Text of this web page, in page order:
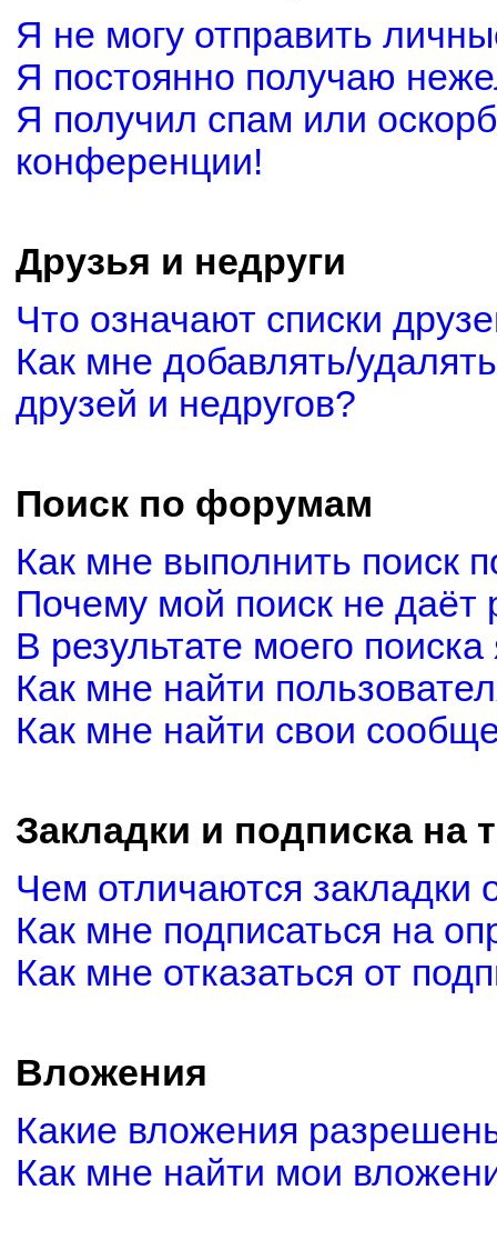
Я не могу отправить
Я постоянно получаю
Я получил спам или
конференции!
Друзья и недруги
Что означают списки
Как мне добавлять/
друзей и недругов?
Поиск по форумам
Как мне выполнить поиск
Почему мой поиск не даёт
В результате моего
Как мне найти
Как мне найти свои
Закладки и подписка на
Чем отличаются закладки
Как мне подписаться на
Как мне отказаться от
Вложения
Какие вложения
Как мне найти мои